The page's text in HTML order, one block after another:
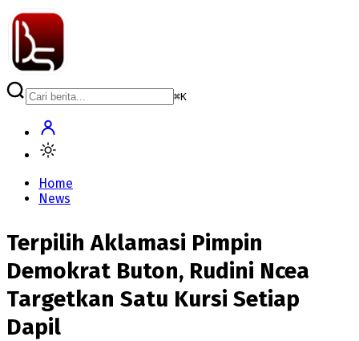
⌘K
Home
News
Terpilih Aklamasi Pimpin
Demokrat Buton, Rudini Ncea
Targetkan Satu Kursi Setiap
Dapil